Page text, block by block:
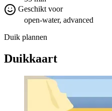
Geschikt voor
open-water, advanced
Duik plannen
Duikkaart